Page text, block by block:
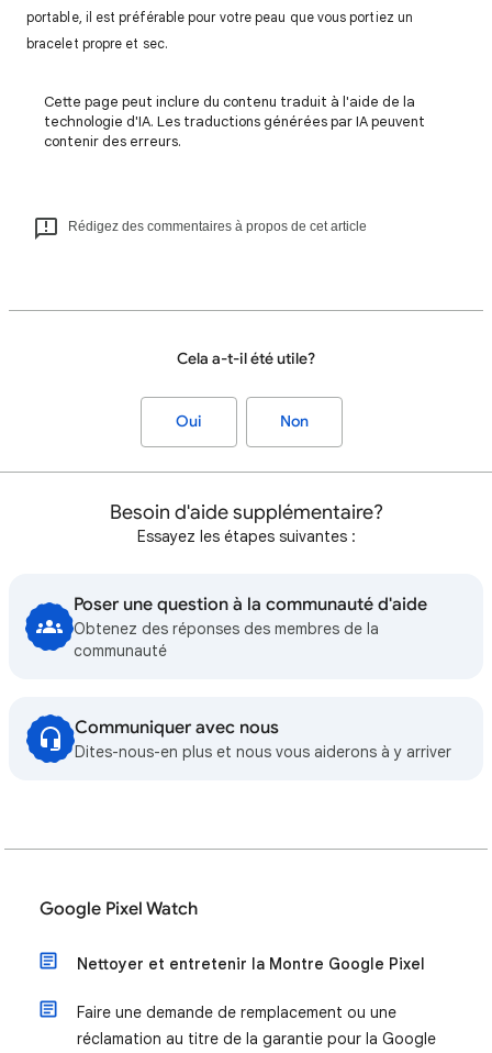
portable, il est préférable pour votre peau que vous portiez un
bracelet propre et sec.
Cette page peut inclure du contenu traduit à l'aide de la
technologie d'IA. Les traductions générées par IA peuvent
contenir des erreurs.
Rédigez des commentaires à propos de cet article
Cela a-t-il été utile?
Oui Non
Besoin d'aide supplémentaire?
Essayez les étapes suivantes :
Poser une question à la communauté d'aide
Obtenez des réponses des membres de la
communauté
Communiquer avec nous
Dites-nous-en plus et nous vous aiderons à y arriver
Google Pixel Watch
Nettoyer et entretenir la Montre Google Pixel
Faire une demande de remplacement ou une
réclamation au titre de la garantie pour la Google